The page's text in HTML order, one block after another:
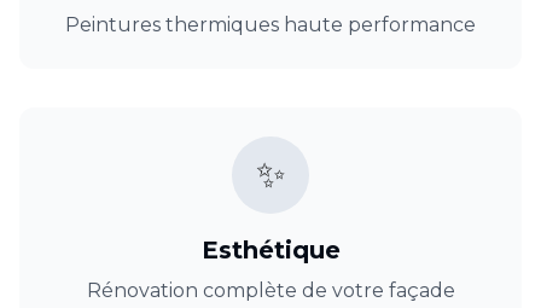
Peintures thermiques haute performance
✨
Esthétique
Rénovation complète de votre façade